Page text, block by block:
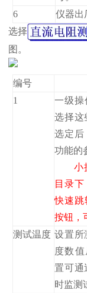
6
仪器出
选择
图。
编号
1
一级操
选择这
选定后
功能的
小
目录
快速跳
按钮，
测试温度 设置所
度数
置可通
时监测